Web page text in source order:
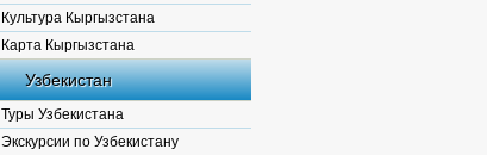
Культура Кыргызстана
Карта Кыргызстана
Узбекистан
Туры Узбекистана
Экскурсии по Узбекистану